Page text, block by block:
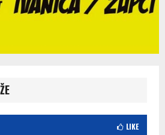
LIKE